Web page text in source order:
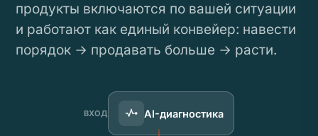
продукты включаются по вашей ситуации
и работают как единый конвейер: навести
порядок → продавать больше → расти.
ВХОД AI-диагностика